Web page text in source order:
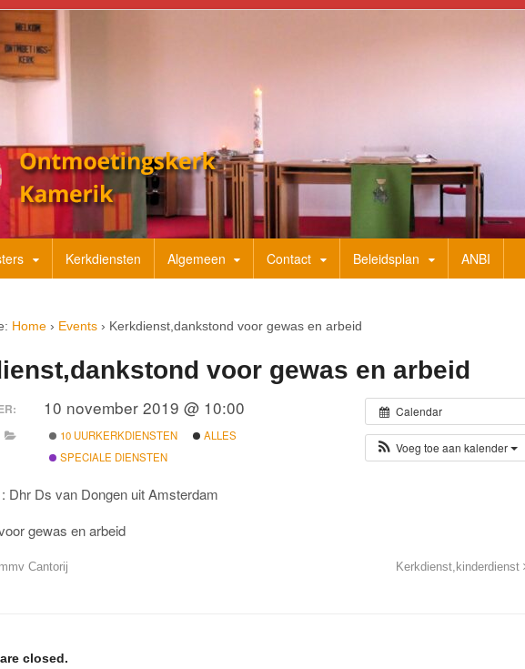
Kerkdiensten Algemeen Contact Beleidsplan ANBI
Home › Events › Kerkdienst,dankstond voor gewas en arbeid
voor gewas en arbeid
Calendar
Voeg toe aan kalender
10 november 2019 @ 10:00
10 UURKERKDIENSTEN
ALLES
SPECIALE DIENSTEN
Dhr Ds van Dongen uit Amsterdam
gewas en arbeid
Cantorij Kerkdienst,kinderdienst
closed.